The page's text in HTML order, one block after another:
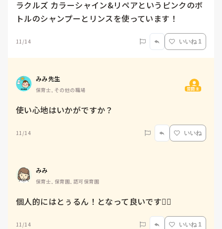
ラクルズ カラーシャイン&リペアというピンクのボ
トルのシャンプーとリンスを使っています！
11/14 いいね 1
みみ先生
保育士, その他の職場 質問主
使い心地はいかがですか？
11/14 いいね
みみ
保育士, 保育園, 認可保育園
個人的にはとぅるん！となって良いです🙆‍♀️
11/14 いいね 1